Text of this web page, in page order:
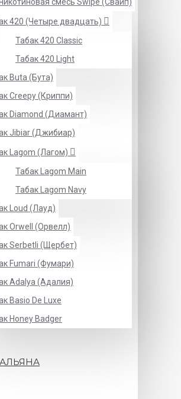
420 (Четыре двадцать)
Табак 420 Classic
Табак 420 Light
Buta (Бута)
Creepy (Криппи)
Diamond (Диамант)
Jibiar (Джибиар)
Lagom (Лагом)
Табак Lagom Main
Табак Lagom Navy
Loud (Лауд)
Orwell (Орвелл)
Serbetli (Щербет)
Fumari (Фумари)
Adalya (Адалия)
Basio De Luxe
Honey Badger